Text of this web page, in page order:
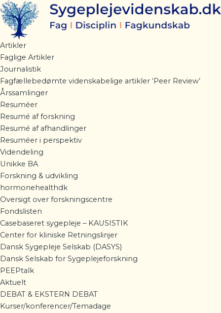
Gå
til
indholdet
Artikler
Faglige Artikler
Journalistik
Fagfællebedømte videnskabelige artikler ‘Peer Review’
Årssamlinger
Resuméer
Resumé af forskning
Resumé af afhandlinger
Resuméer i perspektiv
Videndeling
Unikke BA
Forskning & udvikling
hormonehealthdk
Oversigt over forskningscentre
Fondslisten
Casebaseret sygepleje – KAUSISTIK
Center for kliniske Retningslinjer
Dansk Sygepleje Selskab (DASYS)
Dansk Selskab for Sygeplejeforskning
PEEPtalk
Aktuelt
DEBAT & EKSTERN DEBAT
Kurser/konferencer/Temadage